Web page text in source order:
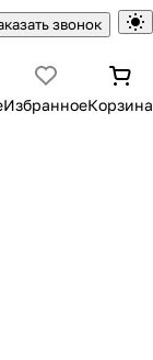
звонок
ИзбранноеКорзина